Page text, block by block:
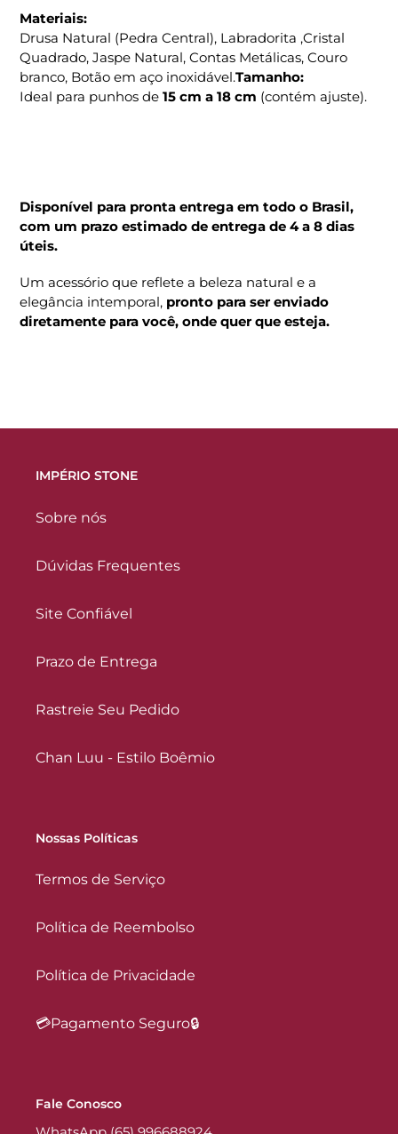
Materiais:
Drusa Natural (Pedra Central), Labradorita ,Cristal
Quadrado, Jaspe Natural, Contas Metálicas, Couro
branco, Botão em aço inoxidável.Tamanho:
Ideal para punhos de 15 cm a 18 cm (contém ajuste).
Disponível para pronta entrega em todo o Brasil,
com um prazo estimado de entrega de 4 a 8 dias
úteis.
Um acessório que reflete a beleza natural e a
elegância intemporal, pronto para ser enviado
diretamente para você, onde quer que esteja.
IMPÉRIO STONE
Sobre nós
Dúvidas Frequentes
Site Confiável
Prazo de Entrega
Rastreie Seu Pedido
Chan Luu - Estilo Boêmio
Nossas Políticas
Termos de Serviço
Política de Reembolso
Política de Privacidade
💳Pagamento Seguro🔒
Fale Conosco